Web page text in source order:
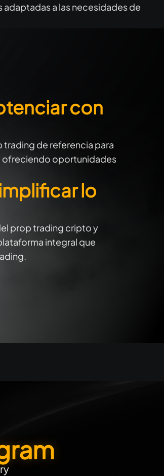
adaptadas a las necesidades de
con
trading de referencia para
ofreciendo oportunidades
lo
prop trading cripto y
integral que